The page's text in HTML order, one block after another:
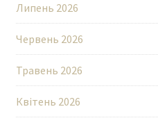
Липень 2026
Червень 2026
Травень 2026
Квітень 2026